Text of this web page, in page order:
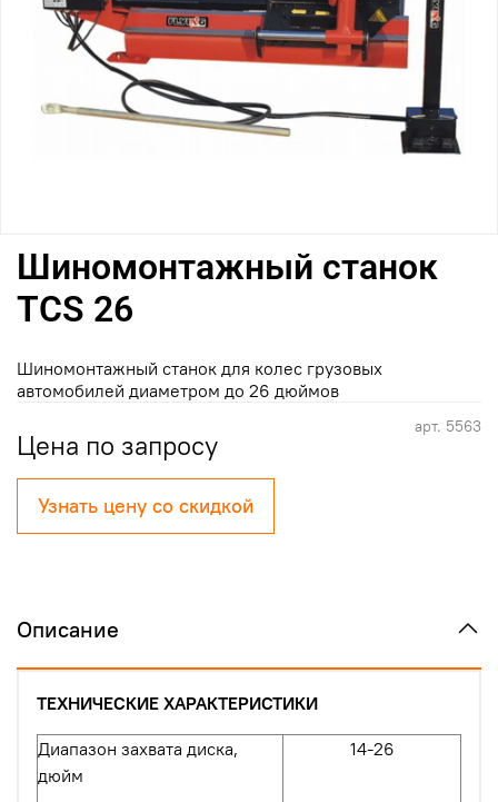
арт. 5563
Шиномонтажный станок
TCS 26
Цена по запросу
Узнать цену со скидкой
Шиномонтажный станок для колес грузовых
автомобилей диаметром до 26 дюймов
Описание
ТЕХНИЧЕСКИЕ ХАРАКТЕРИСТИКИ
Диапазон захвата диска,
дюйм
14-26